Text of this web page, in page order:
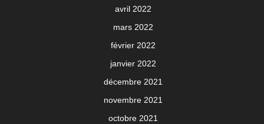
avril 2022
mars 2022
février 2022
janvier 2022
décembre 2021
novembre 2021
octobre 2021